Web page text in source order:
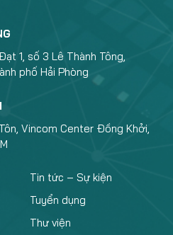
1, số 3 Lê Thành Tông,
phố Hải Phòng
Vincom Center Đồng Khởi,
Tin tức – Sự kiện
Tuyển dụng
Thư viện